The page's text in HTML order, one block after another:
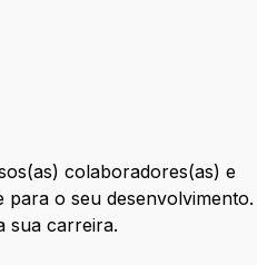
colaboradores(as) e
para o seu desenvolvimento.
sua carreira.